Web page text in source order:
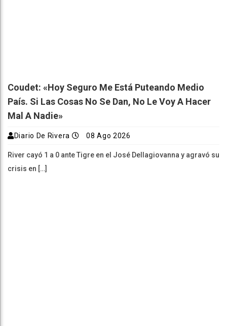
Coudet: «Hoy Seguro Me Está Puteando Medio
País. Si Las Cosas No Se Dan, No Le Voy A Hacer
Mal A Nadie»
Diario De Rivera 08 Ago 2026
River cayó 1 a 0 ante Tigre en el José Dellagiovanna y agravó su
crisis en […]